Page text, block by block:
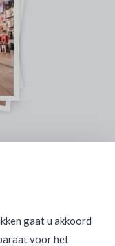
gaat u akkoord
voor het